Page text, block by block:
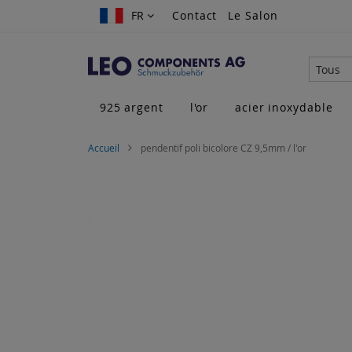
FR
FR Contact Le Salon
Tous
925 argent
l'or acier inoxydable
Accueil pendentif poli bicolore CZ 9,5mm / l'or